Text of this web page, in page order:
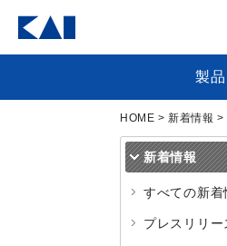
製品
HOME >新着情報 >
新着情報
すべての新着
プレスリリー